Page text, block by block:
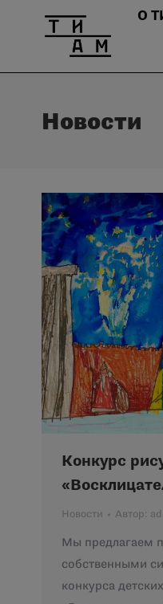
О
Новости
Конкурс
Новости Автор:
Мы предлагаем
собственными
конкурса